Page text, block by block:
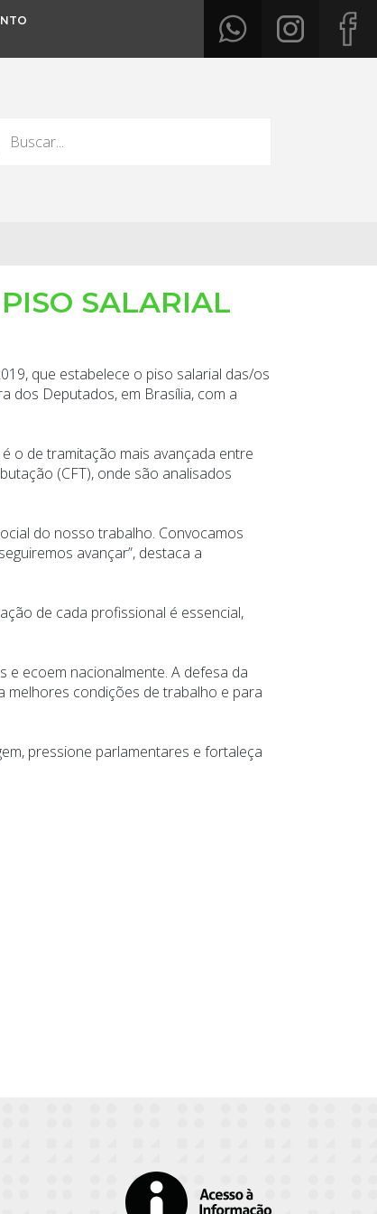
SALARIAL
que estabelece o piso salarial das/os
dos Deputados, em Brasília, com a
o de tramitação mais avançada entre
(CFT), onde são analisados
do nosso trabalho. Convocamos
avançar”, destaca a
de cada profissional é essencial,
e ecoem nacionalmente. A defesa da
melhores condições de trabalho e para
pressione parlamentares e fortaleça